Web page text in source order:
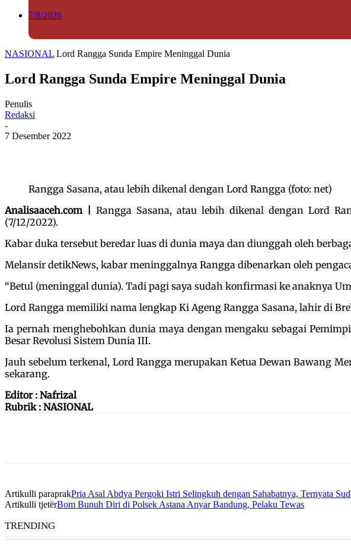
7/8/2026
NASIONAL Lord Rangga Sunda Empire Meninggal Dunia
Lord Rangga Sunda Empire Meninggal Dunia
Penulis
Redaksi
-
7 Desember 2022
Rangga Sasana, atau lebih dikenal dengan Lord Rangga (foto: net)
Analisaaceh.com |
Rangga Sasana, atau lebih dikenal dengan Lord
(7/12/2022).
Kabar duka tersebut beredar luas di dunia maya dan diunggah oleh
Melansir detikNews, kabar meninggalnya Rangga dibenarkan oleh
“Betul (meninggal dunia). Tadi pagi saya sudah konfirmasi ke anaknya
Lord Rangga memiliki nama lengkap Ki Ageng Rangga Sasana, lahir di
Ia pernah menghebohkan dunia maya dengan mengaku sebagai
Besar Revolusi Sistem Dunia III.
Jauh sebelum terkenal, Lord Rangga merupakan Ketua Dewan Bawang
sekarang.
Editor : Nafrizal
Rubrik : NASIONAL
Artikulli paraprakPria Asal Abdya Pergoki Istri Selingkuh dengan Sahabatnya, Ternyata
Artikulli tjetërBom Bunuh Diri di Polsek Astana Anyar Bandung, Pelaku Tewas
TRENDING